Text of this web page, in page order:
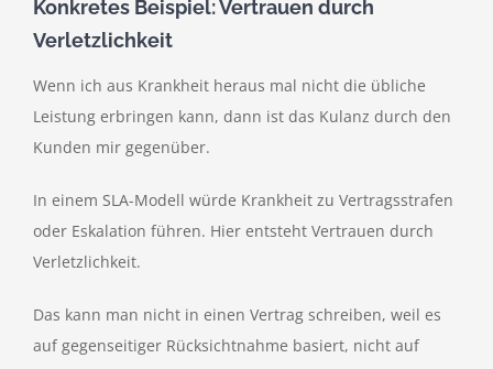
Konkretes Beispiel: Vertrauen durch
Verletzlichkeit
Wenn ich aus Krankheit heraus mal nicht die übliche
Leistung erbringen kann, dann ist das Kulanz durch den
Kunden mir gegenüber.
In einem SLA-Modell würde Krankheit zu Vertragsstrafen
oder Eskalation führen. Hier entsteht Vertrauen durch
Verletzlichkeit.
Das kann man nicht in einen Vertrag schreiben, weil es
auf gegenseitiger Rücksichtnahme basiert, nicht auf